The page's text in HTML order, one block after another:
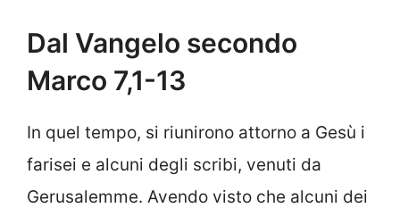
Dal Vangelo secondo
Marco 7,1-13
In quel tempo, si riunirono attorno a Gesù i
farisei e alcuni degli scribi, venuti da
Gerusalemme. Avendo visto che alcuni dei